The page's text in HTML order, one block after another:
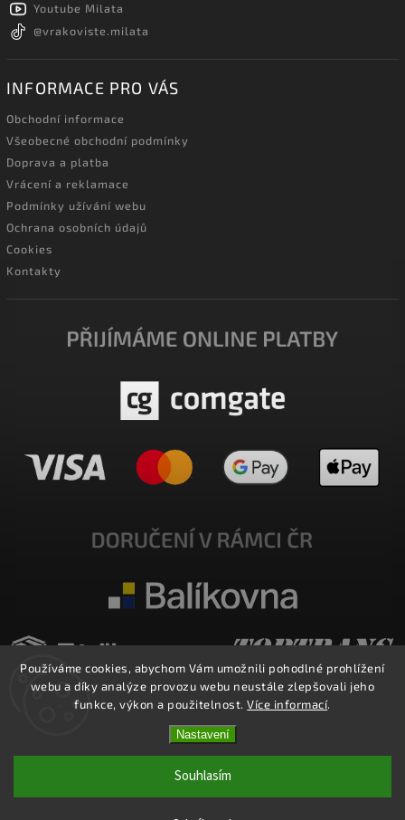
Používáme cookies, abychom Vám umožnili pohodlné prohlížení
webu a díky analýze provozu webu neustále zlepšovali jeho
funkce, výkon a použitelnost.Více informací.
Nastavení
Souhlasím
Youtube Milata
@vrakoviste.milata
INFORMACE PRO VÁS
Obchodní informace
Všeobecné obchodní podmínky
Doprava a platba
Vrácení a reklamace
Podmínky užívání webu
Ochrana osobních údajů
Cookies
Kontakty
E-SHOP MILATA. Všechna práva vyhrazena.
Upravit nastavení cookies